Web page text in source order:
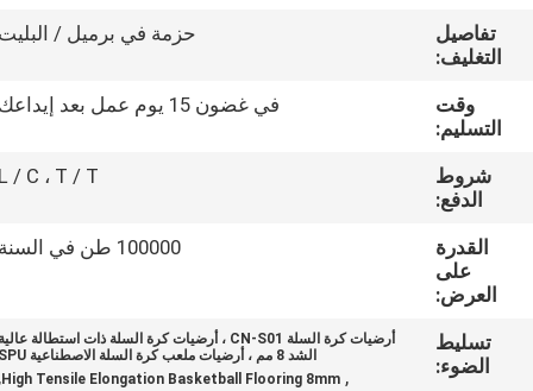
اقتباس
خريطة
الموقع
PRIVACY
POLICY
تفاصيل
التغليف:
حزمة في برميل / البليت
وقت
التسليم:
في غضون 15 يوم عمل بعد إيداعك
شروط
الدفع:
L / C ، T / T
القدرة
على
العرض:
100000 طن في السنة
تسليط
الضوء:
أرضيات كرة السلة CN-S01 ، أرضيات كرة السلة ذات استطالة عالية
الشد 8 مم ، أرضيات ملعب كرة السلة الاصطناعية SPU
High Tensile Elongation Basketball Flooring 8mm
,